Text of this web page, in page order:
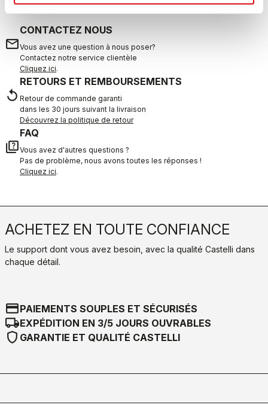
email
CONTACTEZ NOUS
Vous avez une question à nous poser?
Contactez notre service clientèle
Cliquez ici.
replay
RETOURS ET REMBOURSEMENTS
Retour de commande garanti
dans les 30 jours suivant la livraison
Découvrez la politique de retour
quiz
FAQ
Vous avez d'autres questions ?
Pas de problème, nous avons toutes les réponses !
Cliquez ici.
ACHETEZ EN TOUTE CONFIANCE
Le support dont vous avez besoin, avec la qualité Castelli dans
chaque détail.
credit_cardPAIEMENTS SOUPLES ET SÉCURISÉS
local_shippingEXPÉDITION EN 3/5 JOURS OUVRABLES
shield GARANTIE ET QUALITÉ CASTELLI